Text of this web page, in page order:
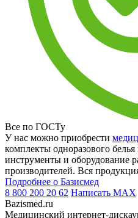
Все по ГОСТу
У нас можно приобрести
комплекты одноразового
инструменты и оборудование
производителей. Вся
Подробнее о Базисмед
8 800 200 20 62 Написать MAX
Bazismed.ru
Медицинский интернет-